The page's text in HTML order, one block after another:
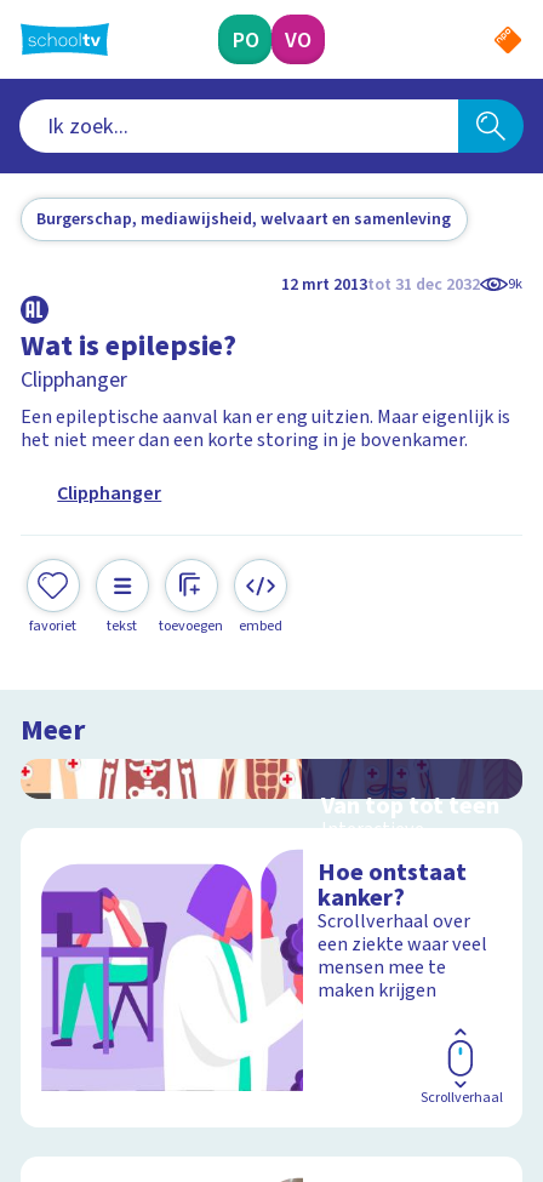
naar
hoofdinhoud
PO VO
Burgerschap, mediawijsheid, welvaart en samenleving
12 mrt 2013tot 31 dec 2032 9k
Wat is epilepsie?
Clipphanger
Een epileptische aanval kan er eng uitzien. Maar eigenlijk is
het niet meer dan een korte storing in je bovenkamer.
Clipphanger
favoriet tekst toevoegen embed
Meer
Van top tot teen
Interactieve
menselijk lichaam
Schoolplaat
Hoe ontstaat
kanker?
Scrollverhaal over
een ziekte waar veel
mensen mee te
maken krijgen
Scrollverhaal